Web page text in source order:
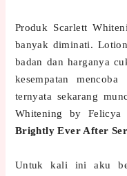
Produk Scarlett
banyak diminati.
badan dan harganya
kesempatan
ternyata sekarang
Whitening by Felicya
Brightly Ever After
Untuk kali ini aku